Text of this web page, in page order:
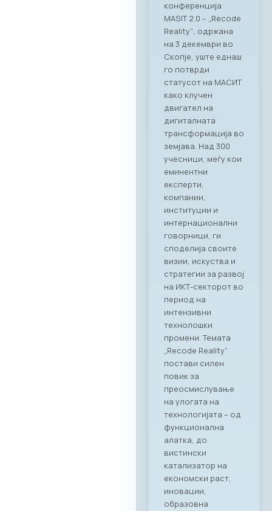
прекрасниот
амбиент на
ресторанот PARK by
RAGUSA,
Стопанската
комора за ИКТ –
МАСИТ, заедно со
својот патрон
партнер RAGUSA
GROUP, го
реализираа првиот
деловен бранч под
името „CONNECT &
TASTE“. Настанот
послужи како
платформа за
директно
поврзување на
лидерите од ИКТ
индустријата со
цел градење нови
партнерства и
истражување на
можности за
соработка во
опуштена, но
професионална
атмосфера.
Синергија помеѓу
врвното
угостителство
Главниот фокус на
„CONNECT & TASTE“
беше потврдување
на стратешкото
партнерство
помеѓу МАСИТ и
Ragusa Group.
Преку овој настан,